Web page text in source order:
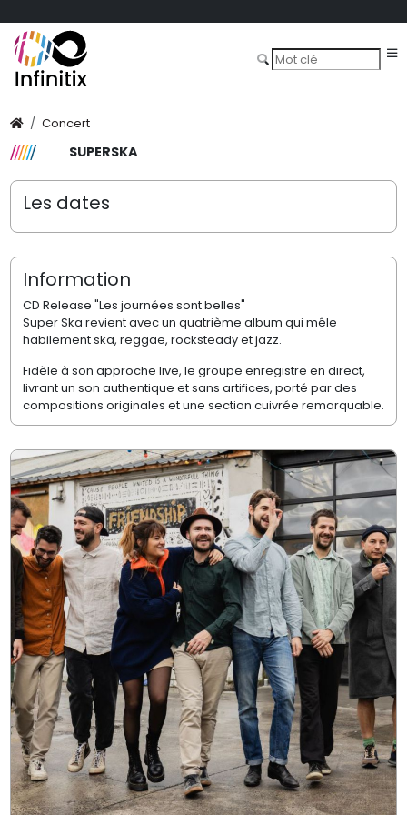
Concert
SUPERSKA
Les dates
Information
CD Release "Les journées sont belles"
Super Ska revient avec un quatrième album qui mêle
habilement ska, reggae, rocksteady et jazz.
Fidèle à son approche live, le groupe enregistre en direct,
livrant un son authentique et sans artifices, porté par des
compositions originales et une section cuivrée remarquable.